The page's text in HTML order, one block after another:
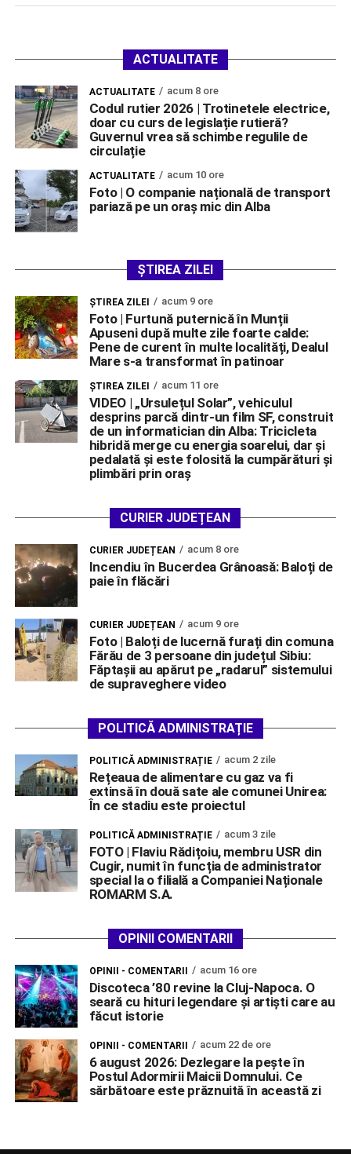
ACTUALITATE
ACTUALITATE acum 8 ore
Codul rutier 2026 | Trotinetele electrice,
doar cu curs de legislație rutieră?
Guvernul vrea să schimbe regulile de
circulație
ACTUALITATE acum 10 ore
Foto | O companie națională de transport
pariază pe un oraș mic din Alba
ȘTIREA ZILEI
ŞTIREA ZILEI acum 9 ore
Foto | Furtună puternică în Munții
Apuseni după multe zile foarte calde:
Pene de curent în multe localități, Dealul
Mare s-a transformat în patinoar
ŞTIREA ZILEI acum 11 ore
VIDEO | „Ursulețul Solar”, vehiculul
desprins parcă dintr-un film SF, construit
de un informatician din Alba: Tricicleta
hibridă merge cu energia soarelui, dar și
pedalată și este folosită la cumpărături și
plimbări prin oraș
CURIER JUDEȚEAN
CURIER JUDEȚEAN acum 8 ore
Incendiu în Bucerdea Grânoasă: Baloți de
paie în flăcări
CURIER JUDEȚEAN acum 9 ore
Foto | Baloți de lucernă furați din comuna
Fărău de 3 persoane din județul Sibiu:
Făptașii au apărut pe „radarul” sistemului
de supraveghere video
POLITICĂ ADMINISTRAȚIE
POLITICĂ ADMINISTRAȚIE acum 2 zile
Rețeaua de alimentare cu gaz va fi
extinsă în două sate ale comunei Unirea:
În ce stadiu este proiectul
POLITICĂ ADMINISTRAȚIE acum 3 zile
FOTO | Flaviu Rădițoiu, membru USR din
Cugir, numit în funcția de administrator
special la o filială a Companiei Naționale
ROMARM S.A.
OPINII COMENTARII
OPINII - COMENTARII acum 16 ore
Discoteca ’80 revine la Cluj-Napoca. O
seară cu hituri legendare și artiști care au
făcut istorie
OPINII - COMENTARII acum 22 de ore
6 august 2026: Dezlegare la pește în
Postul Adormirii Maicii Domnului. Ce
sărbătoare este prăznuită în această zi